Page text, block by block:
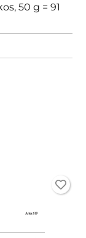
50 g = 91